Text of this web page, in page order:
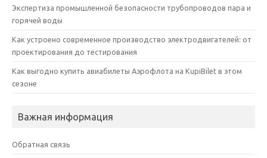
Экспертиза промышленной безопасности трубопроводов пара и
горячей воды
Как устроено современное производство электродвигателей: от
проектирования до тестирования
Как выгодно купить авиабилеты Аэрофлота на KupiBilet в этом
сезоне
Важная информация
Обратная связь